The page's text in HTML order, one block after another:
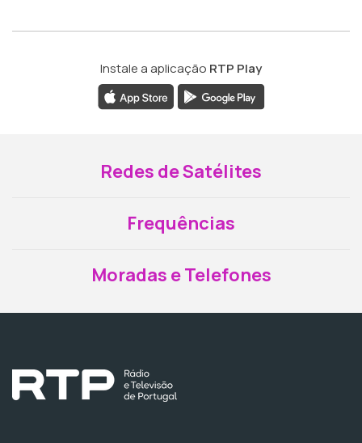
Instale a aplicação RTP Play
Redes de Satélites
Frequências
Moradas e Telefones